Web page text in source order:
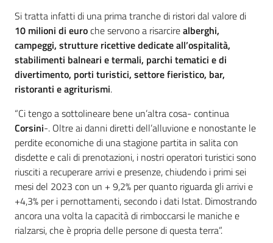
Si tratta infatti di una prima tranche di ristori dal valore di
10 milioni di euroche servono a risarcirealberghi,
campeggi, strutture ricettive dedicate all’ospitalità,
stabilimenti balneari e termali, parchi tematici e di
divertimento, porti turistici, settore fieristico, bar,
ristoranti e agriturismi.
“Ci tengo a sottolineare bene un’altra cosa- continua
Corsini-. Oltre ai danni diretti dell’alluvione e nonostante le
perdite economiche di una stagione partita in salita con
disdette e cali di prenotazioni, i nostri operatori turistici sono
riusciti a recuperare arrivi e presenze, chiudendo i primi sei
mesi del 2023 con un + 9,2% per quanto riguarda gli arrivi e
+4,3% per i pernottamenti, secondo i dati Istat. Dimostrando
ancora una volta la capacità di rimboccarsi le maniche e
rialzarsi, che è propria delle persone di questa terra”.